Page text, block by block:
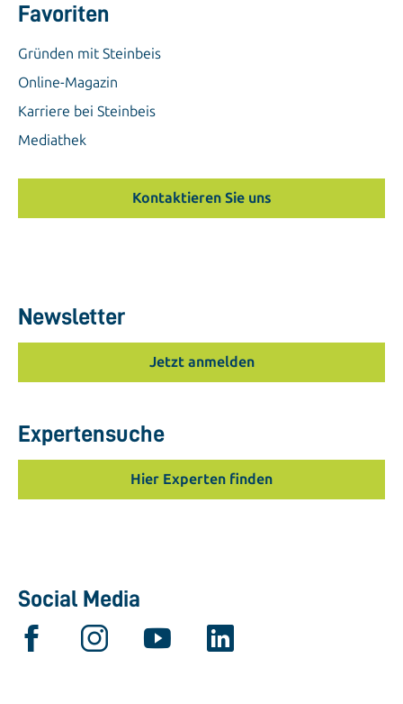
Favoriten
Gründen mit Steinbeis
Online-Magazin
Karriere bei Steinbeis
Mediathek
Kontaktieren Sie uns
Newsletter
Jetzt anmelden
Expertensuche
Hier Experten finden
Social Media